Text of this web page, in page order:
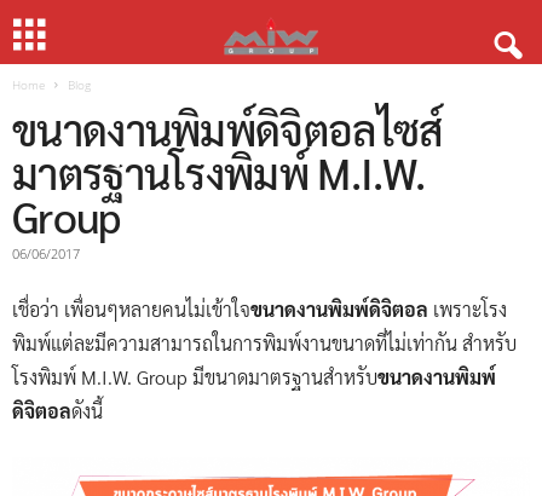
Home Blog
ขนาดงานพิมพ์ดิจิตอลไซส์
มาตรฐานโรงพิมพ์ M.I.W.
Group
06/06/2017
เชื่อว่า เพื่อนๆหลายคนไม่เข้าใจขนาดงานพิมพ์ดิจิตอล เพราะโรง
พิมพ์แต่ละมีความสามารถในการพิมพ์งานขนาดที่ไม่เท่ากัน สำหรับ
โรงพิมพ์ M.I.W. Group มีขนาดมาตรฐานสำหรับขนาดงานพิมพ์
ดิจิตอลดังนี้